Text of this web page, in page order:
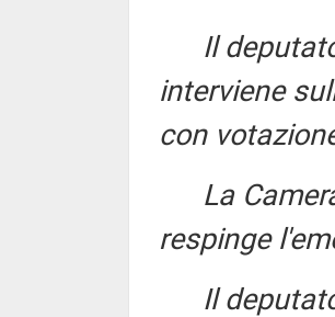
Il
interviene
con
La
respinge
Il